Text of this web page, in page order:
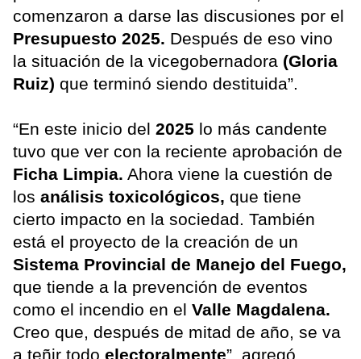
comenzaron a darse las discusiones por el
Presupuesto 2025. Después de eso vino
la situación de la vicegobernadora (Gloria
Ruiz) que terminó siendo destituida”.
“En este inicio del 2025 lo más candente
tuvo que ver con la reciente aprobación de
Ficha Limpia. Ahora viene la cuestión de
los análisis toxicológicos, que tiene
cierto impacto en la sociedad. También
está el proyecto de la creación de un
Sistema Provincial de Manejo del Fuego,
que tiende a la prevención de eventos
como el incendio en el Valle Magdalena.
Creo que, después de mitad de año, se va
a teñir todo electoralmente”, agregó